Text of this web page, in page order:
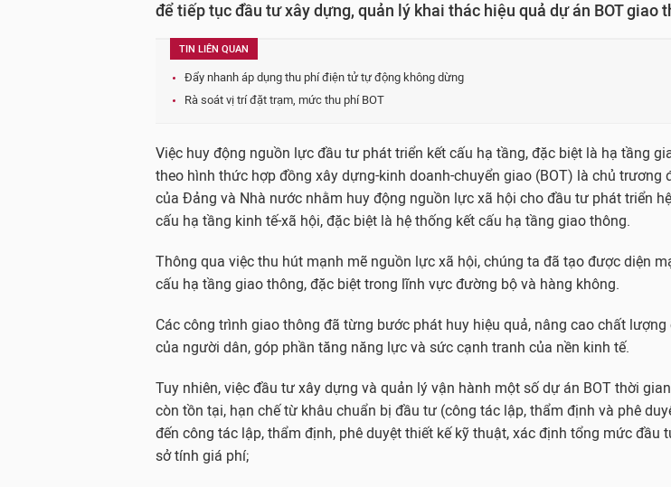
để tiếp tục đầu tư xây dựng, quản lý khai thác hiệu quả dự án BOT giao
TIN LIÊN QUAN
Đẩy nhanh áp dụng thu phí điện tử tự động không dừng
Rà soát vị trí đặt trạm, mức thu phí BOT
Việc huy động nguồn lực đầu tư phát triển kết cấu hạ tầng, đặc biệt là hạ tầng
theo hình thức hợp đồng xây dựng-kinh doanh-chuyển giao (BOT) là chủ trương
của Đảng và Nhà nước nhằm huy động nguồn lực xã hội cho đầu tư phát triển
cấu hạ tầng kinh tế-xã hội, đặc biệt là hệ thống kết cấu hạ tầng giao thông.
Thông qua việc thu hút mạnh mẽ nguồn lực xã hội, chúng ta đã tạo được diện
cấu hạ tầng giao thông, đặc biệt trong lĩnh vực đường bộ và hàng không.
Các công trình giao thông đã từng bước phát huy hiệu quả, nâng cao chất lượng
của người dân, góp phần tăng năng lực và sức cạnh tranh của nền kinh tế.
Tuy nhiên, việc đầu tư xây dựng và quản lý vận hành một số dự án BOT thời
còn tồn tại, hạn chế từ khâu chuẩn bị đầu tư (công tác lập, thẩm định và phê
đến công tác lập, thẩm định, phê duyệt thiết kế kỹ thuật, xác định tổng mức đầu
sở tính giá phí;